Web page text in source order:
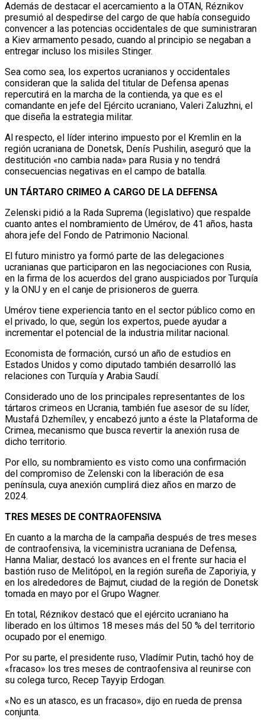
Además de destacar el acercamiento a la OTAN, Réznikov
presumió al despedirse del cargo de que había conseguido
convencer a las potencias occidentales de que suministraran
a Kiev armamento pesado, cuando al principio se negaban a
entregar incluso los misiles Stinger.
Sea como sea, los expertos ucranianos y occidentales
consideran que la salida del titular de Defensa apenas
repercutirá en la marcha de la contienda, ya que es el
comandante en jefe del Ejército ucraniano, Valeri Zaluzhni, el
que diseña la estrategia militar.
Al respecto, el líder interino impuesto por el Kremlin en la
región ucraniana de Donetsk, Denís Pushilin, aseguró que la
destitución «no cambia nada» para Rusia y no tendrá
consecuencias negativas en el campo de batalla.
UN TÁRTARO CRIMEO A CARGO DE LA DEFENSA
Zelenski pidió a la Rada Suprema (legislativo) que respalde
cuanto antes el nombramiento de Umérov, de 41 años, hasta
ahora jefe del Fondo de Patrimonio Nacional.
El futuro ministro ya formó parte de las delegaciones
ucranianas que participaron en las negociaciones con Rusia,
en la firma de los acuerdos del grano auspiciados por Turquía
y la ONU y en el canje de prisioneros de guerra.
Umérov tiene experiencia tanto en el sector público como en
el privado, lo que, según los expertos, puede ayudar a
incrementar el potencial de la industria militar nacional.
Economista de formación, cursó un año de estudios en
Estados Unidos y como diputado también desarrolló las
relaciones con Turquía y Arabia Saudí.
Considerado uno de los principales representantes de los
tártaros crimeos en Ucrania, también fue asesor de su líder,
Mustafá Dzhemílev, y encabezó junto a éste la Plataforma de
Crimea, mecanismo que busca revertir la anexión rusa de
dicho territorio.
Por ello, su nombramiento es visto como una confirmación
del compromiso de Zelenski con la liberación de esa
península, cuya anexión cumplirá diez años en marzo de
2024.
TRES MESES DE CONTRAOFENSIVA
En cuanto a la marcha de la campaña después de tres meses
de contraofensiva, la viceministra ucraniana de Defensa,
Hanna Maliar, destacó los avances en el frente sur hacia el
bastión ruso de Melitópol, en la región sureña de Zaporiyia, y
en los alrededores de Bajmut, ciudad de la región de Donetsk
tomada en mayo por el Grupo Wagner.
En total, Réznikov destacó que el ejército ucraniano ha
liberado en los últimos 18 meses más del 50 % del territorio
ocupado por el enemigo.
Por su parte, el presidente ruso, Vladímir Putin, tachó hoy de
«fracaso» los tres meses de contraofensiva al reunirse con
su colega turco, Recep Tayyip Erdogan.
«No es un atasco, es un fracaso», dijo en rueda de prensa
conjunta.